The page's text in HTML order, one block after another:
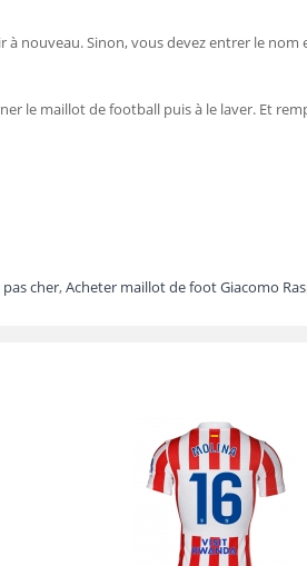
nouveau. Sinon, vous devez entrer le nom
le maillot de football puis à le laver. Et
cher,Acheter maillot de foot Giacomo